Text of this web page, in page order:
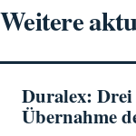
Weitere
Duralex:
Übernahme